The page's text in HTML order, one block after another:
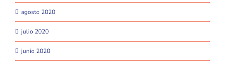
agosto 2020
julio 2020
junio 2020